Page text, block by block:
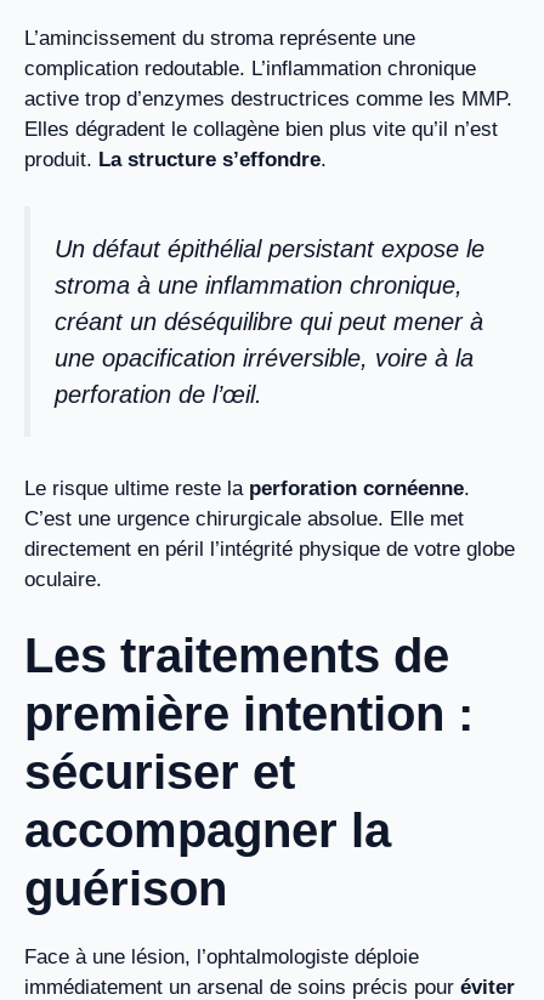
L’amincissement du stroma représente une
complication redoutable. L’inflammation chronique
active trop d’enzymes destructrices comme les MMP.
Elles dégradent le collagène bien plus vite qu’il n’est
produit. La structure s’effondre.
Un défaut épithélial persistant expose le
stroma à une inflammation chronique,
créant un déséquilibre qui peut mener à
une opacification irréversible, voire à la
perforation de l’œil.
Le risque ultime reste la perforation cornéenne.
C’est une urgence chirurgicale absolue. Elle met
directement en péril l’intégrité physique de votre globe
oculaire.
Les traitements de
première intention :
sécuriser et
accompagner la
guérison
Face à une lésion, l’ophtalmologiste déploie
immédiatement un arsenal de soins précis pour éviter